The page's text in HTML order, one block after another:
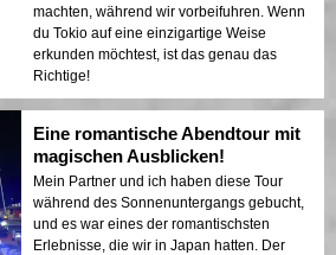
machten, während wir vorbeifuhren. Wenn
du Tokio auf eine einzigartige Weise
erkunden möchtest, ist das genau das
Richtige!
Eine romantische Abendtour mit
magischen Ausblicken!
Mein Partner und ich haben diese Tour
während des Sonnenuntergangs gebucht,
und es war eines der romantischsten
Erlebnisse, die wir in Japan hatten. Der